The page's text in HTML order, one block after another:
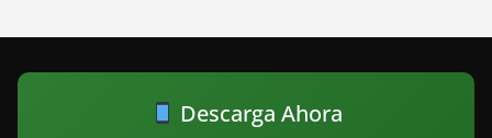
Descarga Ahora